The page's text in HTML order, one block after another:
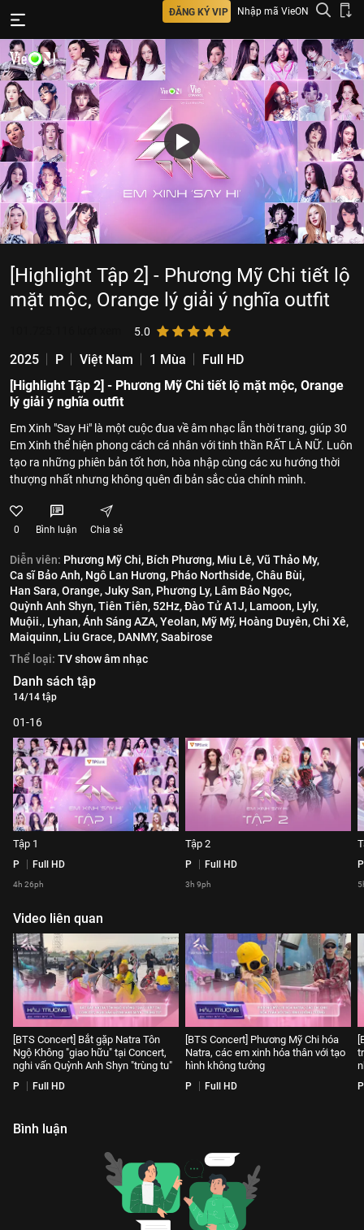
ĐĂNG KÝ VIP Nhập mã VieON
[Highlight Tập 2] - Phương Mỹ Chi tiết lộ
mặt mộc, Orange lý giải ý nghĩa outfit
5.0
2025 P Việt Nam 1 Mùa
Full HD
[Highlight Tập 2] - Phương Mỹ Chi tiết lộ mặt mộc, Orange
lý giải ý nghĩa outfit
Em Xinh "Say Hi" là một cuộc đua về âm nhạc lẫn thời trang, giúp 30
Em Xinh thể hiện phong cách cá nhân với tinh thần RẤT LÀ NỮ. Luôn
tạo ra những phiên bản tốt hơn, hòa nhập cùng các xu hướng thời
thượng nhất nhưng không quên đi bản sắc của chính mình.
0 Bình luận Chia sẻ
Diễn viên: Phương Mỹ Chi, Bích Phương, Miu Lê,Vũ Thảo My,
Ca sĩ Bảo Anh, Ngô Lan Hương, Pháo Northside,Châu Bùi,
Han Sara,Orange,Juky San, Phương Ly, Lâm Bảo Ngọc,
Quỳnh Anh Shyn,Tiên Tiên, 52Hz,Đào Tử A1J, Lamoon, Lyly,
Muộii., Lyhan,Ánh Sáng AZA,Yeolan, Mỹ Mỹ, Hoàng Duyên,Chi Xê,
Maiquinn, Liu Grace, DANMY,Saabirose
Thể loại: TV show âm nhạc
Danh sách tập
14/14 tập
01-16
Tập 1
P Full HD
4h 26ph
Tập 2
P Full HD
3h 9ph
P
Video liên quan
[BTS Concert] Bắt gặp Natra Tôn
Ngộ Không "giao hữu" tại Concert,
nghi vấn Quỳnh Anh Shyn "trùng tu"
P Full HD
[BTS Concert] Phương Mỹ Chi hóa
Natra, các em xinh hóa thân với tạo
hình không tưởng
P Full HD P
Bình luận